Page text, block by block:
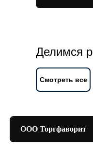
Делимся
Смотреть все